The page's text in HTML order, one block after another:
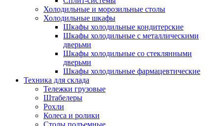
Холодильные и морозильные столы
Холодильные шкафы
Шкафы холодильные кондитерские
Шкафы холодильные с металлическими
дверьми
Шкафы холодильные со стеклянными
дверьми
Шкафы холодильные фармацевтические
Техника для склада
Тележки грузовые
Штабелеры
Рохли
Колеса и ролики
Столы подъемные